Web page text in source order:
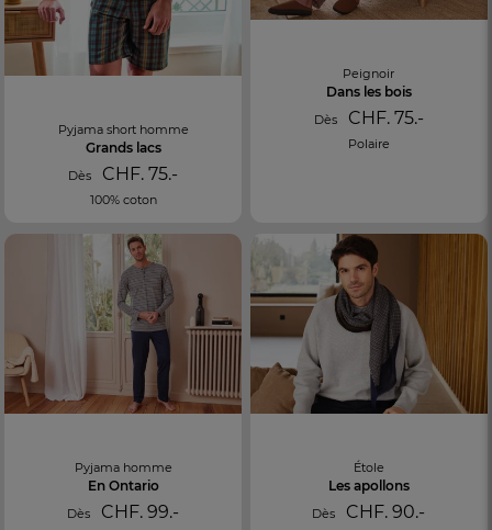
Pyjama short homme
Grands lacs
Dès CHF. 75.-
100% coton
Peignoir
Dans les bois
Dès CHF. 75.-
Polaire
Pyjama homme
En Ontario
Dès CHF. 99.-
Étole
Les apollons
Dès CHF. 90.-